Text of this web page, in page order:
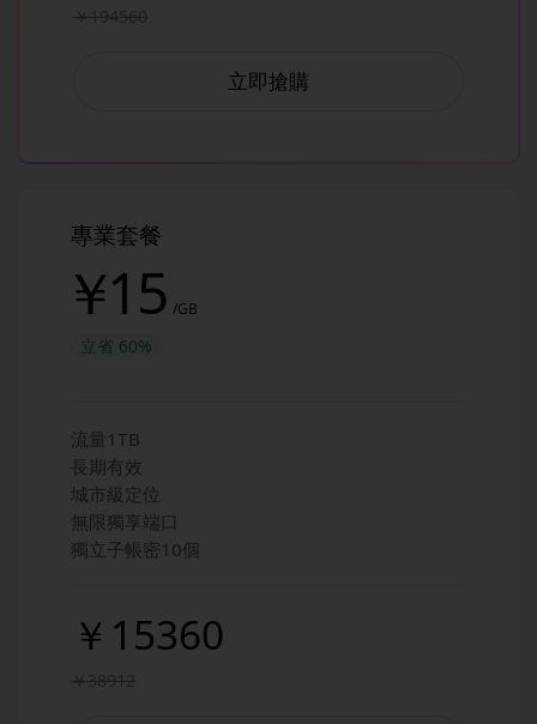
立即搶購
專業套餐
￥15 /GB
立省 60%
流量1TB
長期有效
城市級定位
無限獨享端口
獨立子帳密10個
￥15360